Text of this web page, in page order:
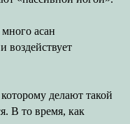
асан
воздействует
делают такой
В то время, как